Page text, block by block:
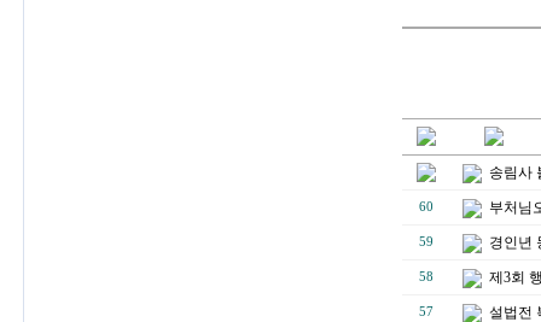
송림사
60 부처님
59 경인년
58 제3회
57 설법전